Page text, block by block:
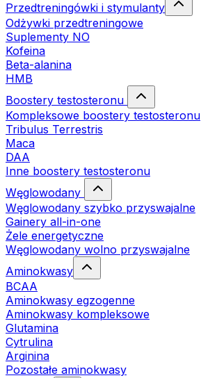
Przedtreningówki i stymulanty
Odżywki przedtreningowe
Suplementy NO
Kofeina
Beta-alanina
HMB
Boostery testosteronu
Kompleksowe boostery testosteronu
Tribulus Terrestris
Maca
DAA
Inne boostery testosteronu
Węglowodany
Węglowodany szybko przyswajalne
Gainery all-in-one
Żele energetyczne
Węglowodany wolno przyswajalne
Aminokwasy
BCAA
Aminokwasy egzogenne
Aminokwasy kompleksowe
Glutamina
Cytrulina
Arginina
Pozostałe aminokwasy